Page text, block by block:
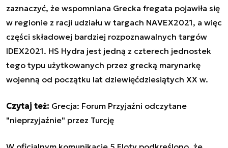
zaznaczyć, że wspomniana Grecka fregata pojawiła się
w regionie z racji udziału w targach NAVEX2021, a więc
części składowej bardziej rozpoznawalnych targów
IDEX2021. HS Hydra jest jedną z czterech jednostek
tego typu użytkowanych przez grecką marynarkę
wojenną od początku lat dziewięćdziesiątych XX w.
Czytaj też: Grecja: Forum Przyjaźni odczytane
"nieprzyjaźnie" przez Turcję